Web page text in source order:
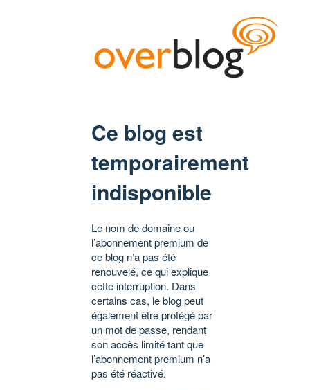
Ce blog est
temporairement
indisponible
Le nom de domaine ou
l’abonnement premium de
ce blog n’a pas été
renouvelé, ce qui explique
cette interruption. Dans
certains cas, le blog peut
également être protégé par
un mot de passe, rendant
son accès limité tant que
l’abonnement premium n’a
pas été réactivé.